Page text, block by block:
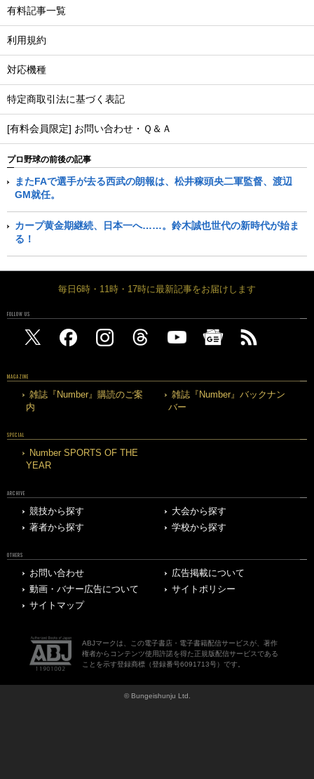
有料記事一覧
利用規約
対応機種
特定商取引法に基づく表記
[有料会員限定] お問い合わせ・Ｑ＆Ａ
プロ野球の前後の記事
またFAで選手が去る西武の朗報は、松井稼頭央二軍監督、渡辺
GM就任。
カープ黄金期継続、日本一へ……。鈴木誠也世代の新時代が始ま
る！
毎日6時・11時・17時に最新記事をお届けします
FOLLOW US
MAGAZINE
雑誌『Number』購読のご案
内
雑誌『Number』バックナン
バー
SPECIAL
Number SPORTS OF THE
YEAR
ARCHIVE
競技から探す
大会から探す
著者から探す
学校から探す
OTHERS
お問い合わせ
広告掲載について
動画・バナー広告について
サイトポリシー
サイトマップ
ABJマークは、この電子書店・電子書籍配信サービスが、著作
権者からコンテンツ使用許諾を得た正規版配信サービスである
ことを示す登録商標（登録番号6091713号）です。
© Bungeishunju Ltd.